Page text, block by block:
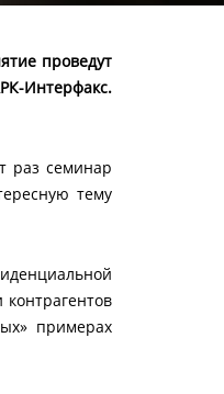
проведут
Интерфакс.
раз семинар
тему
примерах